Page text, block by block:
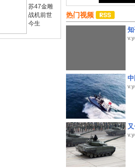
苏47金雕
战机前世
今生
热门视频